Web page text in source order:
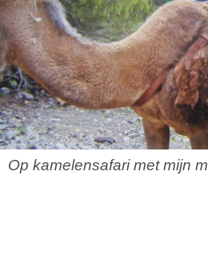
Op kamelensafari met mijn